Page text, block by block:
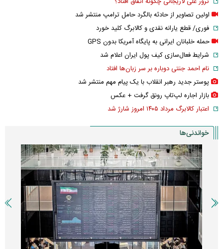
اولین تصاویر از حادثه بالگرد حامل ترامپ منتشر شد
فوری/ قطع یارانه نقدی و کالابرگ کلید خورد
حمله خلبانان ایرانی به پایگاه آمریکا بدون GPS
شرایط فعال‌سازی کیف پول ایران اعلام شد
نام احمد جنتی دوباره بر سر زبان‌ها افتاد
پوستر جدید رهبر انقلاب با یک پیام مهم منتشر شد
بازار اجاره لپ‌تاپ رونق گرفت + عکس
اعتبار کالابرگ مرداد ۱۴۰۵ امروز شارژ شد
خواندنی‌ها